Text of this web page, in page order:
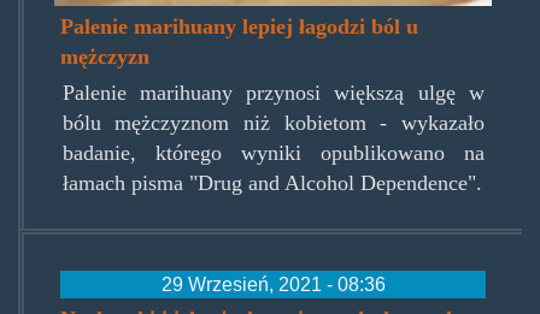
Palenie marihuany lepiej łagodzi ból u
mężczyzn
Palenie marihuany przynosi większą ulgę w
bólu mężczyznom niż kobietom - wykazało
badanie, którego wyniki opublikowano na
łamach pisma "Drug and Alcohol Dependence".
29 Wrzesień, 2021 - 08:36